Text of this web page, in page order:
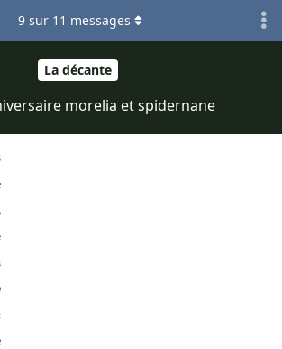
La décante
morelia et spidernane
9 sur 11 messages